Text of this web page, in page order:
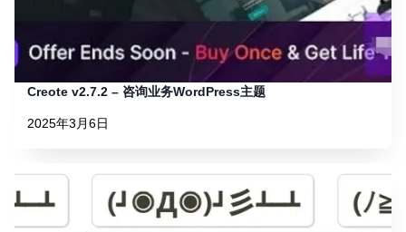
Creote v2.7.2 – 咨询业务WordPress主题
2025年3月6日